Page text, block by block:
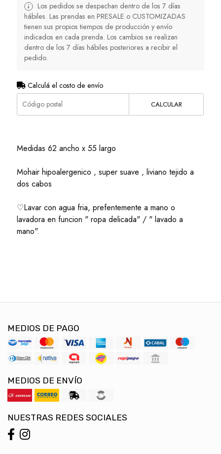
Los pedidos se despachan dentro de los 7 días
hábiles. Las prendas en PRESALE o CUSTOMIZADAS
tienen sus propios tiempos de producción y envío
indicados en cada prenda. Los cambios se realizan
dentro de los 7 días hábiles posteriores a recibir el
pedido.
Calculá el costo de envío
CALCULAR
Medidas 62 ancho x 55 largo
Mohair hipoalergenico , super suave , liviano tejido a
dos cabos
♡Lavar con agua fria, prefentemente a mano o
lavadora en funcion " ropa delicada" / " lavado a
mano".
MEDIOS DE PAGO
MEDIOS DE ENVÍO
NUESTRAS REDES SOCIALES